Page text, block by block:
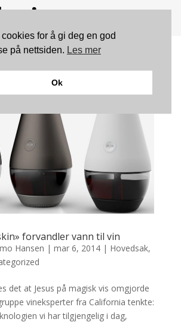
forvandler vann til vin
Hansen | mar 6, 2014| Hovedsak,
det at Jesus på magisk vis omgjorde
vineksperter fra California tenkte:
vi har tilgjengelig i dag,
for å gi deg en god
på nettsiden. Les mer
Ok